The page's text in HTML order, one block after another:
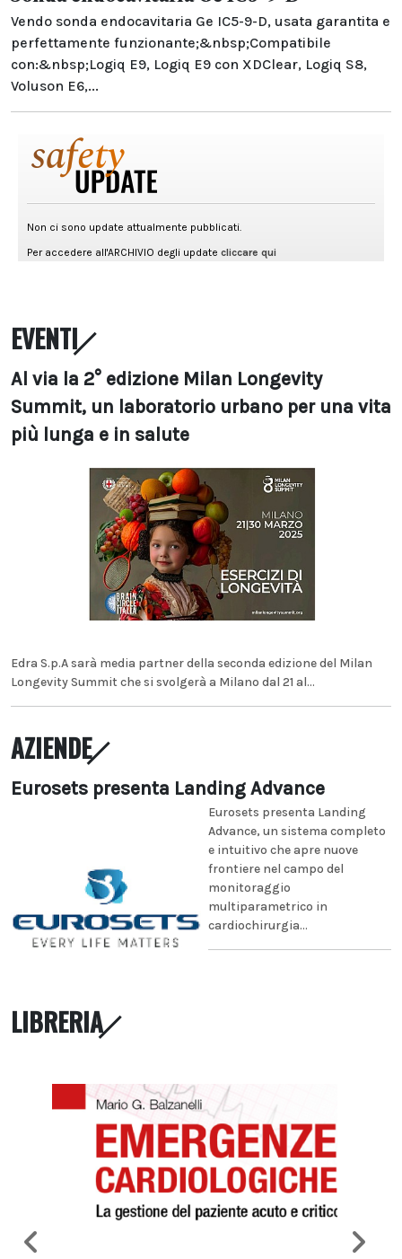
Vendo sonda endocavitaria Ge IC5-9-D, usata garantita e
perfettamente funzionante;&nbsp;Compatibile
con:&nbsp;Logiq E9, Logiq E9 con XDClear, Logiq S8,
Voluson E6,...
EVENTI
Al via la 2° edizione Milan Longevity
Summit, un laboratorio urbano per una vita
più lunga e in salute
Edra S.p.A sarà media partner della seconda edizione del Milan
Longevity Summit che si svolgerà a Milano dal 21 al...
AZIENDE
Eurosets presenta Landing Advance
Eurosets presenta Landing
Advance, un sistema completo
e intuitivo che apre nuove
frontiere nel campo del
monitoraggio
multiparametrico in
cardiochirurgia...
LIBRERIA